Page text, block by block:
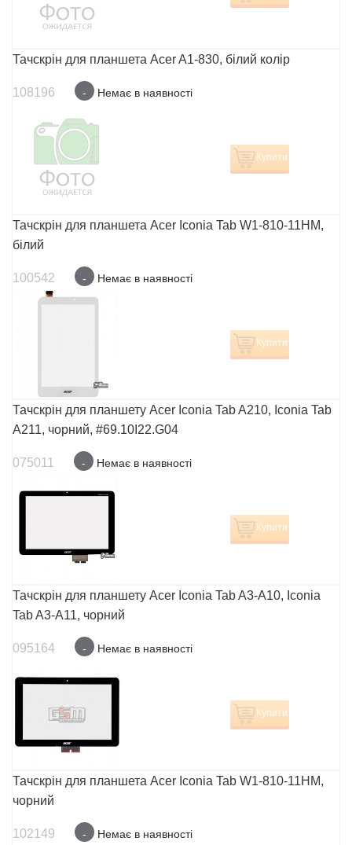
Тачскрін для планшета Acer A1-830, білий колір
108196 - Немає в наявності
Купити
Тачскрін для планшета Acer Iconia Tab W1-810-11HM,
білий
100542 - Немає в наявності
Купити
Тачскрін для планшету Acer Iconia Tab A210, Iconia Tab
A211, чорний, #69.10I22.G04
075011 - Немає в наявності
Купити
Тачскрін для планшету Acer Iconia Tab A3-A10, Iconia
Tab A3-A11, чорний
095164 - Немає в наявності
Купити
Тачскрін для планшета Acer Iconia Tab W1-810-11HM,
чорний
102149 - Немає в наявності